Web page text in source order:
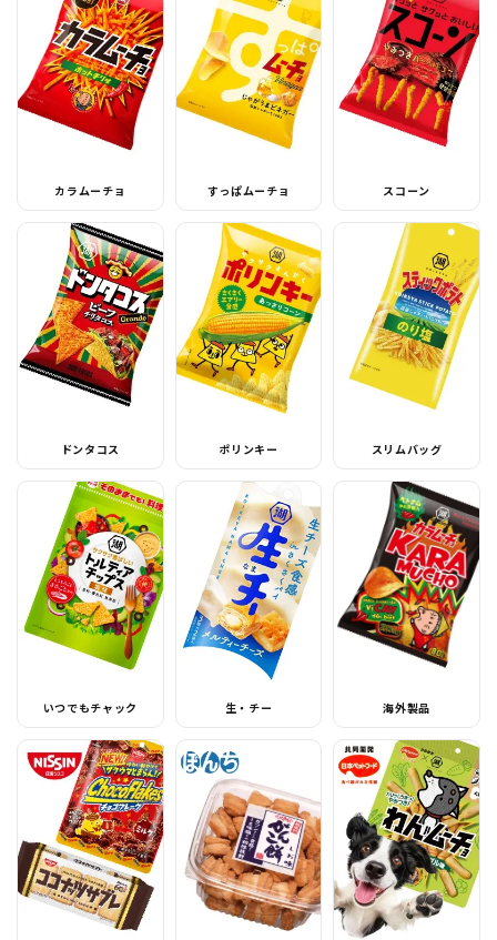
カラムーチョ すっぱムーチョ スコーン
ドンタコス ポリンキー スリムバッグ
いつでもチャック 生・チー 海外製品